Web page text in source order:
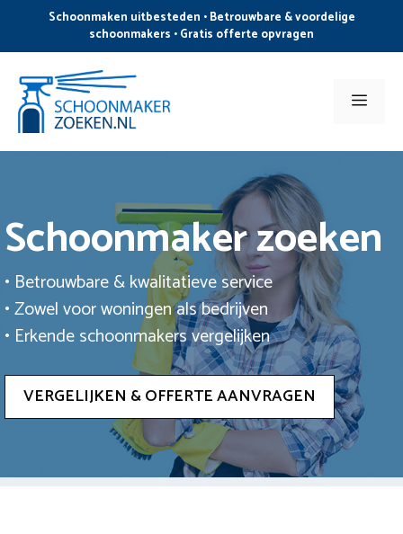
de
inhoud
Schoonmaken uitbesteden • Betrouwbare & voordelige
schoonmakers • Gratis offerte opvragen
Menu
Schoonmaker zoeken
• Betrouwbare & kwalitatieve service
• Zowel voor woningen als bedrijven
• Erkende schoonmakers vergelijken
VERGELIJKEN & OFFERTE AANVRAGEN